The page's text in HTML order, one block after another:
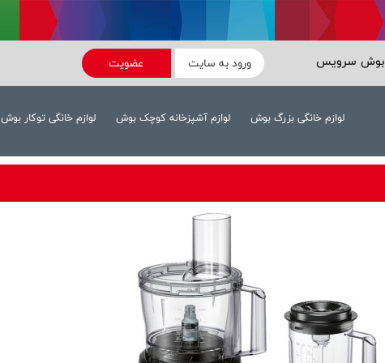
بوش سرویس ورود به سایت عضویت
لوازم خانگی بزرگ بوش لوازم آشپزخانه کوچک بوش لوازم خانگی توکار بوش